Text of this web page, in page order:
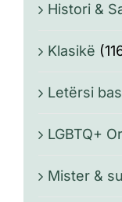
Histori &
Klasikë
Letërsi
LGBTQ+
Mister &